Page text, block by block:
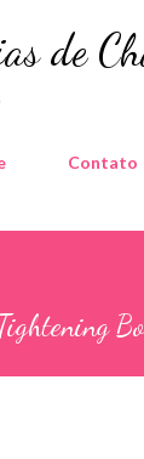
para o
de
Contato